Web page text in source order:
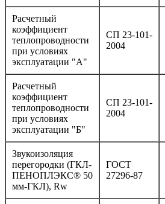
Расчетный
коэффициент
теплопроводности
при условиях
эксплуатации "А"
СП 23-101-
2004
Расчетный
коэффициент
теплопроводности
при условиях
эксплуатации "Б"
СП 23-101-
2004
Звукоизоляция
перегородки (ГКЛ-
ПЕНОПЛЭКС® 50
мм-ГКЛ), Rw
ГОСТ
27296-87